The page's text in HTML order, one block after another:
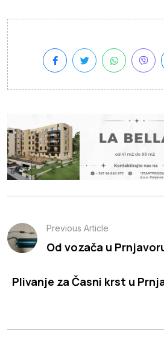
Previous Article
Od vozača u
Plivanje za Časni krst u